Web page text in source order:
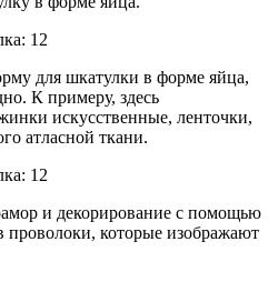
для шкатулки в форме яйца,
К примеру, здесь
искусственные, ленточки,
атласной ткани.
и декорирование с помощью
проволоки, которые изображают